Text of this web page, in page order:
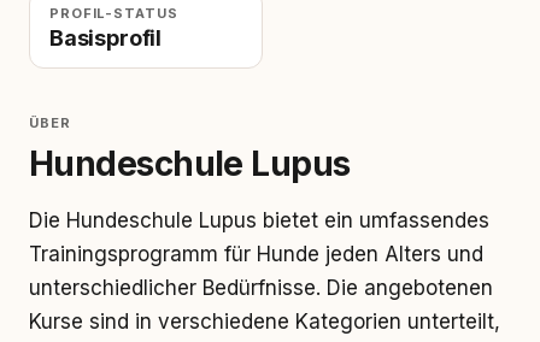
PROFIL-STATUS
Basisprofil
ÜBER
Hundeschule Lupus
Die Hundeschule Lupus bietet ein umfassendes
Trainingsprogramm für Hunde jeden Alters und
unterschiedlicher Bedürfnisse. Die angebotenen
Kurse sind in verschiedene Kategorien unterteilt,